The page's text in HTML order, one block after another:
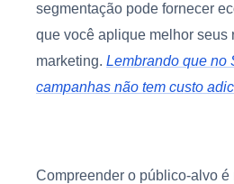
segmentação pode fornecer
que você aplique melhor seus
marketing. Lembrando que no
campanhas não tem custo
Compreender o público-alvo é